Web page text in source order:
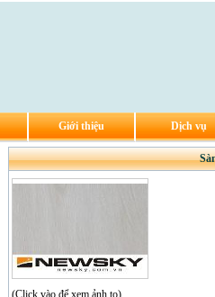
Giới thiệu Dịch vụ
(Click vào để xem ảnh to)